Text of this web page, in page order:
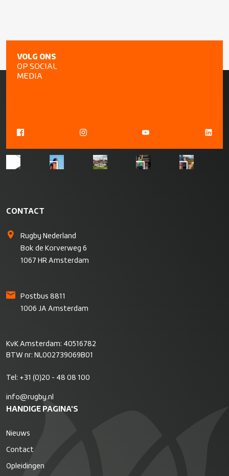
VOLG ONS
OP SOCIAL
MEDIA
CONTACT
Rugby Nederland
Bok de Korverweg 6
1067 HR Amsterdam
Postbus 8811
1006 JA Amsterdam
KvK Amsterdam: 40516782
BTW nr: NL002739069B01
Tel: +31 (0)20 - 48 08 100
info@rugby.nl
HANDIGE PAGINA'S
Nieuws
Contact
Opleidingen